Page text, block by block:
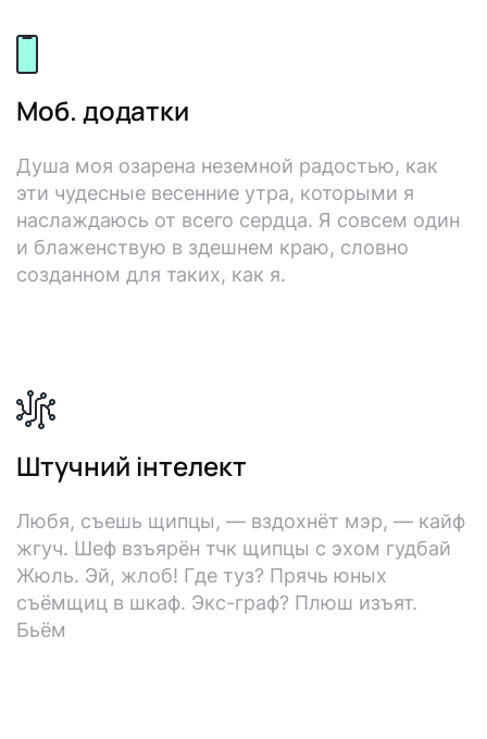
u
r
c
i
n
Моб. додатки
Душа моя озарена неземной радостью, как
эти чудесные весенние утра, которыми я
наслаждаюсь от всего сердца. Я совсем один
и блаженствую в здешнем краю, словно
созданном для таких, как я.
Штучний інтелект
Любя, съешь щипцы, — вздохнёт мэр, — кайф
жгуч. Шеф взъярён тчк щипцы с эхом гудбай
Жюль. Эй, жлоб! Где туз? Прячь юных
съёмщиц в шкаф. Экс-граф? Плюш изъят.
Бьём